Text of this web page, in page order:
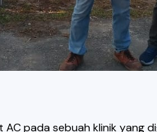
AC pada sebuah klinik yang